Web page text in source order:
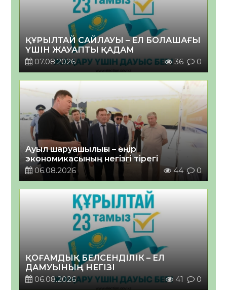
ҚҰРЫЛТАЙ САЙЛАУЫ – ЕЛ БОЛАШАҒЫ
ҮШІН ЖАУАПТЫ ҚАДАМ
07.08.2026
36 0
Ауыл шаруашылығы – өңір
экономикасының негізгі тірегі
06.08.2026
44 0
ҚОҒАМДЫҚ БЕЛСЕНДІЛІК – ЕЛ
ДАМУЫНЫҢ НЕГІЗІ
06.08.2026
41 0